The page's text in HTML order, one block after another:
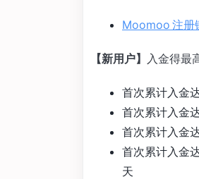
Moomoo 注册
【新用户】 入金得最
首次累计入金
首次累计入金
首次累计入金
首次累计入金
天